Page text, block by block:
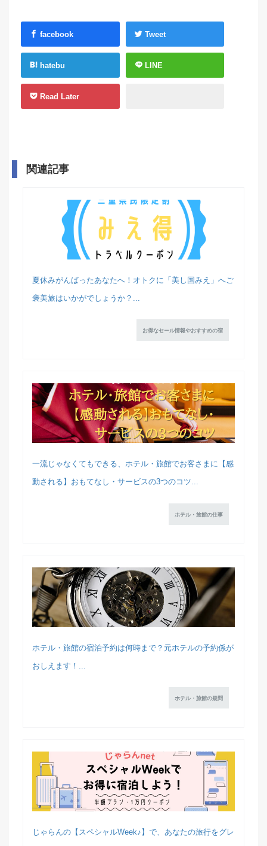
facebook Tweet
hatebu LINE
Read Later
関連記事
夏休みがんばったあなたへ！オトクに「美し国みえ」へご
褒美旅はいかがでしょうか？...
お得なセール情報やおすすめの宿
一流じゃなくてもできる、ホテル・旅館でお客さまに【感
動される】おもてなし・サービスの3つのコツ...
ホテル・旅館の仕事
ホテル・旅館の宿泊予約は何時まで？元ホテルの予約係が
おしえます！...
ホテル・旅館の疑問
じゃらんの【スペシャルWeek♪】で、あなたの旅行をグレ